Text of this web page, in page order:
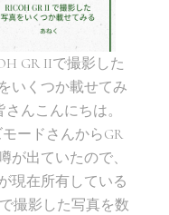
GR IIで撮影した
いくつか載せてみ
さんこんにちは。
ードさんからGR
が出ていたので、
現在所有している
撮影した写真を数